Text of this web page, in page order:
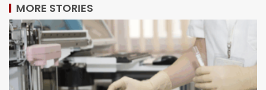
MORE STORIES